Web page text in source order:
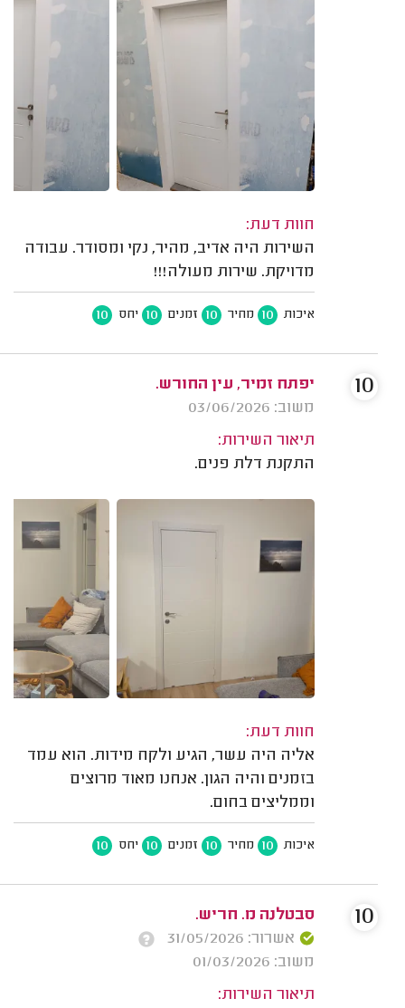
חוות דעת:
השירות היה אדיב, מהיר, נקי ומסודר. עבודה
מדויקת. שירות מעולה!!!
איכות 10 מחיר 10 זמנים 10 יחס 10
יפתח זמיר, עין החורש.
משוב: 03/06/2026
תיאור השירות:
התקנת דלת פנים.
חוות דעת:
אליה היה עשר, הגיע ולקח מידות. הוא עמד
בזמנים והיה הגון. אנחנו מאוד מרוצים
וממליצים בחום.
איכות 10 מחיר 10 זמנים 10 יחס 10
10
סבטלנה מ. חריש.
אשרור: 31/05/2026
משוב: 01/03/2026
תיאור השירות:
10